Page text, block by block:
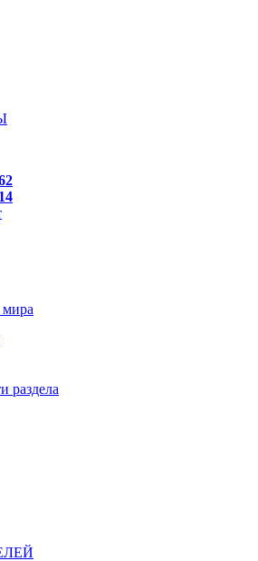
раздела